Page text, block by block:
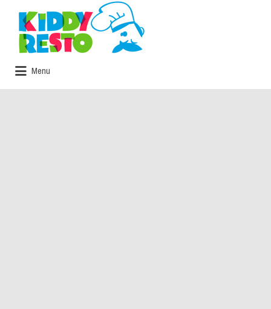
Rechercher:
Menu